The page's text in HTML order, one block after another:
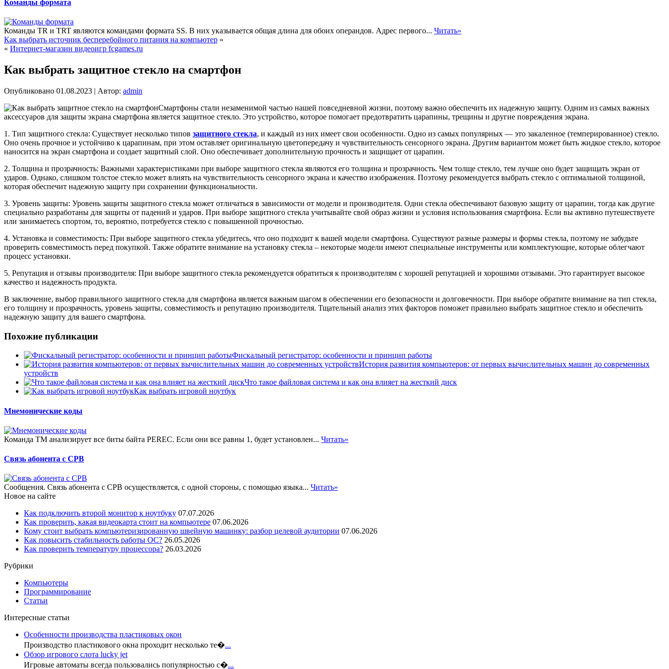
Команды формата
Команды TR и TRT являются командами формата SS. В них указывается общая длина для обоих операндов. Адрес первого... Читать»
Как выбрать источник бесперебойного питания на компьютер »
« Интернет-магазин видеоигр fcgames.ru
Как выбрать защитное стекло на смартфон
Опубликовано 01.08.2023 | Автор: admin
Смартфоны стали незаменимой частью нашей повседневной жизни, поэтому важно обеспечить их надежную защиту. Одним из самых важных
аксессуаров для защиты экрана смартфона является защитное стекло. Это устройство, которое помогает предотвратить царапины, трещины и другие повреждения экрана.
1. Тип защитного стекла: Существует несколько типов защитного стекла, и каждый из них имеет свои особенности. Одно из самых популярных — это закаленное (темперированное) стекло.
Оно очень прочное и устойчиво к царапинам, при этом оставляет оригинальную цветопередачу и чувствительность сенсорного экрана. Другим вариантом может быть жидкое стекло, которое
наносится на экран смартфона и создает защитный слой. Оно обеспечивает дополнительную прочность и защищает от царапин.
2. Толщина и прозрачность: Важными характеристиками при выборе защитного стекла являются его толщина и прозрачность. Чем толще стекло, тем лучше оно будет защищать экран от
ударов. Однако, слишком толстое стекло может влиять на чувствительность сенсорного экрана и качество изображения. Поэтому рекомендуется выбрать стекло с оптимальной толщиной,
которая обеспечит надежную защиту при сохранении функциональности.
3. Уровень защиты: Уровень защиты защитного стекла может отличаться в зависимости от модели и производителя. Одни стекла обеспечивают базовую защиту от царапин, тогда как другие
специально разработаны для защиты от падений и ударов. При выборе защитного стекла учитывайте свой образ жизни и условия использования смартфона. Если вы активно путешествуете
или занимаетесь спортом, то, вероятно, потребуется стекло с повышенной прочностью.
4. Установка и совместимость: При выборе защитного стекла убедитесь, что оно подходит к вашей модели смартфона. Существуют разные размеры и формы стекла, поэтому не забудьте
проверить совместимость перед покупкой. Также обратите внимание на установку стекла – некоторые модели имеют специальные инструменты или комплектующие, которые облегчают
процесс установки.
5. Репутация и отзывы производителя: При выборе защитного стекла рекомендуется обратиться к производителям с хорошей репутацией и хорошими отзывами. Это гарантирует высокое
качество и надежность продукта.
В заключение, выбор правильного защитного стекла для смартфона является важным шагом в обеспечении его безопасности и долговечности. При выборе обратите внимание на тип стекла,
его толщину и прозрачность, уровень защиты, совместимость и репутацию производителя. Тщательный анализ этих факторов поможет правильно выбрать защитное стекло и обеспечить
надежную защиту для вашего смартфона.
Похожие публикации
Фискальный регистратор: особенности и принцип работы
История развития компьютеров: от первых вычислительных машин до современных
устройств
Что такое файловая система и как она влияет на жесткий диск
Как выбрать игровой ноутбук
Мнемонические коды
Команда ТМ анализирует все биты байта PEREC. Если они все равны 1, будет установлен... Читать»
Связь абонента с СРВ
Сообщения. Связь абонента с СРВ осуществляется, с одной стороны, с помощью языка... Читать»
Новое на сайте
Как подключить второй монитор к ноутбуку 07.07.2026
Как проверить, какая видеокарта стоит на компьютере 07.06.2026
Кому стоит выбрать компьютеризированную швейную машинку: разбор целевой аудитории 07.06.2026
Как повысить стабильность работы ОС? 26.05.2026
Как проверить температуру процессора? 26.03.2026
Рубрики
Компьютеры
Программирование
Статьи
Интересные статьи
Особенности производства пластиковых окон
Производство пластикового окна проходит несколько те�...
Обзор игрового слота lucky jet
Игровые автоматы всегда пользовались популярностью с�...